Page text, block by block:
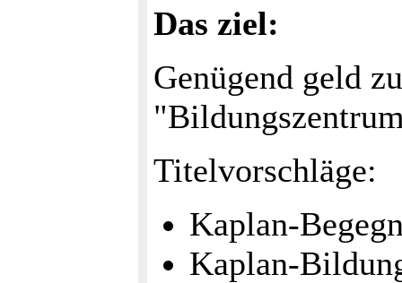
Das ziel:
Genügend geld
Titelvorschläge:
Kaplan-
Kaplan-